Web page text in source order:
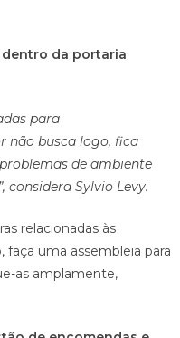
dentro da portaria
para
não busca logo, fica
de ambiente
considera Sylvio Levy.
relacionadas às
uma assembleia para
as amplamente,